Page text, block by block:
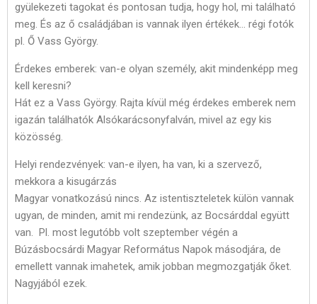
gyülekezeti tagokat és pontosan tudja, hogy hol, mi található
meg. És az ő családjában is vannak ilyen értékek… régi fotók
pl. Ő Vass György.
Érdekes emberek: van-e olyan személy, akit mindenképp meg
kell keresni?
Hát ez a Vass György. Rajta kívül még érdekes emberek nem
igazán találhatók Alsókarácsonyfalván, mivel az egy kis
közösség.
Helyi rendezvények: van-e ilyen, ha van, ki a szervező,
mekkora a kisugárzás
Magyar vonatkozású nincs. Az istentiszteletek külön vannak
ugyan, de minden, amit mi rendezünk, az Bocsárddal együtt
van. Pl. most legutóbb volt szeptember végén a
Búzásbocsárdi Magyar Református Napok másodjára, de
emellett vannak imahetek, amik jobban megmozgatják őket.
Nagyjából ezek.